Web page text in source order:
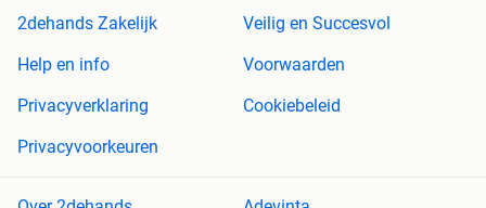
2dehands Zakelijk
Veilig en Succesvol
Help en info
Voorwaarden
Privacyverklaring
Cookiebeleid
Privacyvoorkeuren